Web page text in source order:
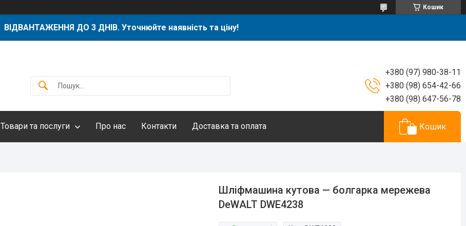
Кошик
ВІДВАНТАЖЕННЯ ДО 3 ДНІВ. Уточнюйте наявність та ціну!
+380 (97) 980-38-11
+380 (98) 654-42-66
+380 (98) 647-56-78
Товари та послуги Про нас Контакти Доставка та оплата Кошик
Шліфмашина кутова — болгарка мережева
DeWALT DWE4238